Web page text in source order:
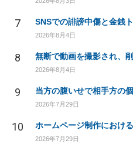
7 SNSでの誹謗中傷と金銭
2026年8月4日
8
2026年8月4日
9
2026年7月29日
10
2026年7月29日